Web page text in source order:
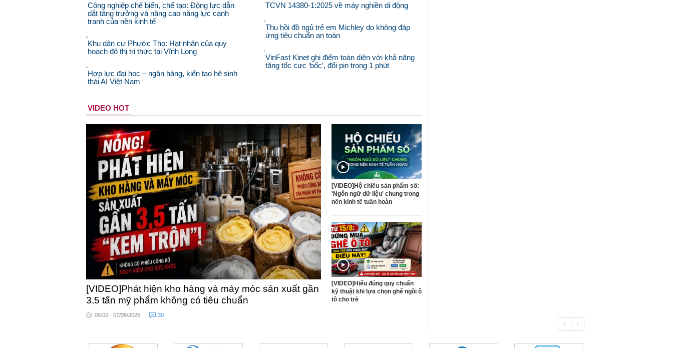
Công nghiệp chế biến, chế tạo: Động lực dẫn
dắt tăng trưởng và nâng cao năng lực cạnh
tranh của nền kinh tế
Khu dân cư Phước Thọ: Hạt nhân của quy
hoạch đô thị tri thức tại Vĩnh Long
Hợp lực đại học – ngân hàng, kiến tạo hệ sinh
thái AI Việt Nam
TCVN 14380-1:2025 về máy nghiền di động
Thu hồi đồ ngủ trẻ em Michley do không đáp
ứng tiêu chuẩn an toàn
VinFast Kinet ghi điểm toàn diện với khả năng
tăng tốc cực ‘bốc’, đổi pin trong 1 phút
VIDEO HOT
[VIDEO]Phát hiện kho hàng và máy móc sản xuất gần
3,5 tấn mỹ phẩm không có tiêu chuẩn
09:02 - 07/08/2026 30
[VIDEO]Hộ chiếu sản phẩm số:
'Ngôn ngữ dữ liệu' chung trong
nền kinh tế tuần hoàn
[VIDEO]Hiểu đúng quy chuẩn
kỹ thuật khi lựa chọn ghế ngồi ô
tô cho trẻ